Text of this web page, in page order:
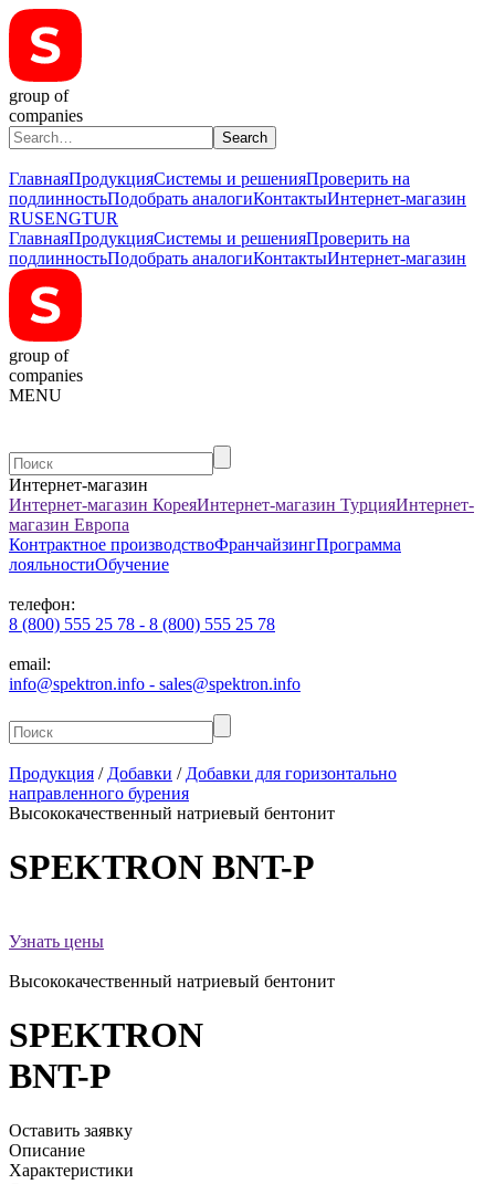
group of
companies
ГлавнаяПродукцияСистемы и решенияПроверить на
подлинностьПодобрать аналогиКонтактыИнтернет-магазин
RUSENGTUR
ГлавнаяПродукцияСистемы и решенияПроверить на
подлинностьПодобрать аналогиКонтактыИнтернет-магазин
group of
companies
MENU
Интернет-магазин
Интернет-магазин КореяИнтернет-магазин ТурцияИнтернет-
магазин Европа
Контрактное производствоФранчайзингПрограмма
лояльностиОбучение
телефон:
8 (800) 555 25 78 - 8 (800) 555 25 78
email:
info@spektron.info - sales@spektron.info
Продукция / Добавки / Добавки для горизонтально
направленного бурения
Высококачественный натриевый бентонит
SPEKTRON BNT-P
Узнать цены
Высококачественный натриевый бентонит
SPEKTRON
BNT-P
Оставить заявку
Описание
Характеристики